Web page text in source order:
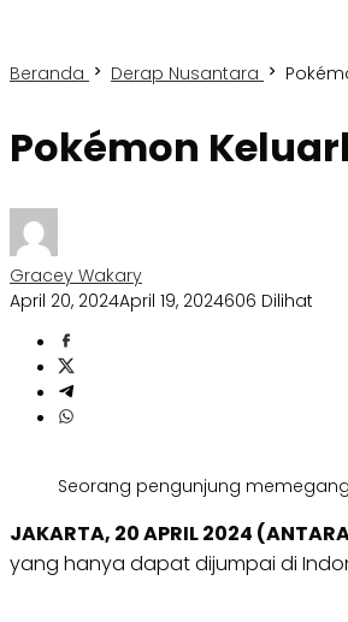
Beranda Derap Nusantara
Pokémon
Gracey Wakary
April 20, 2024April 19, 2024606 Dilihat
Seorang pengunjung
JAKARTA, 20 APRIL 2024
yang hanya dapat dijumpai di